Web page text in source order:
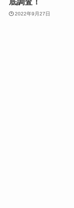
2022年9月27日